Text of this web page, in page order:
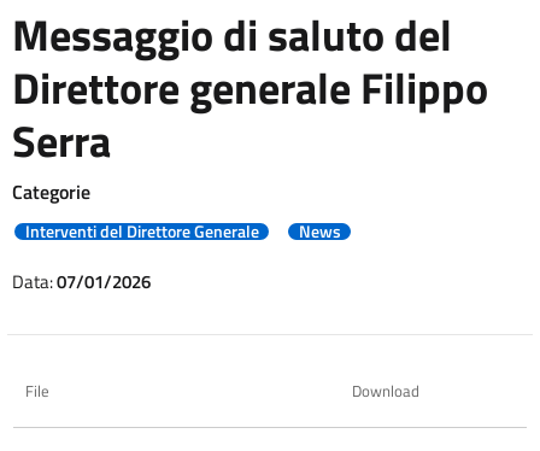
Messaggio di saluto del
Direttore generale Filippo
Serra
Categorie
Interventi del Direttore Generale News
Data:07/01/2026
File Download